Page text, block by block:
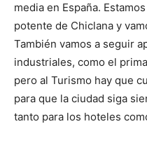
media en España.
potente de Chiclana y
También vamos a seguir
industriales, como el
pero al Turismo hay que
para que la ciudad siga
tanto para los hoteles